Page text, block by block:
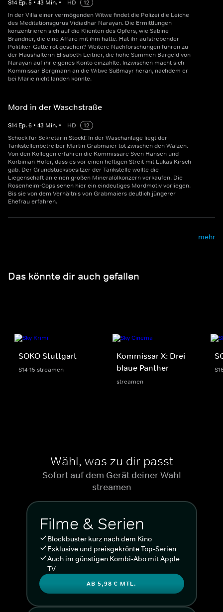
S14 Ep.5 • 43 Min. • HD
12
In der Villa einer vermögenden Witwe findet die Polizei die Leiche
des Meditationsgurus Vidiadhar Narayan. Die Ermittlungen
konzentrieren sich auf die Klienten des Opfers, wie Sabine
Brandner, die eine Affäre mit ihm hatte. Hat ihr aufstrebender
Politiker-Gatte rot gesehen? Weitere Nachforschungen führen zu
der Haushälterin Elisabeth Leitner, die hohe Summen Bargeld von
Narayan auf ihr eigenes Konto einzahlte. Inzwischen macht sich
Kommissar Bergmann an die Witwe Süßmayr heran, nachdem er
bei Marie nicht landen konnte.
Mord in der Waschstraße
S14 Ep.6 • 43 Min. • HD
12
Schock für Sekretärin Stockl: In der Waschanlage liegt der
Tankstellenbetreiber Martin Grabmaier tot zwischen den Walzen.
Von den Kollegen erfahren die Kommissare Sven Hansen und
Korbinian Hofer, dass es vor einen heftigen Streit mit Lukas Kirsch
gab. Der Grundstücksbesitzer der Tankstelle wollte die
Liegenschaft an einen großen Mineralölkonzern verkaufen. Die
Rosenheim-Cops sehen hier ein eindeutiges Mordmotiv vorliegen.
Bis sie von dem Verhältnis von Grabmaiers deutlich jüngerer
Ehefrau erfahren.
mehr
Das könnte dir auch gefallen
SOKO Stuttgart
S14-15 streamen
Kommissar X: Drei
blaue Panther
streamen
Wähl, was zu dir passt
Sofort auf dem Gerät deiner Wahl
streamen
Filme & Serien
Blockbuster kurz nach dem Kino
Exklusive und preisgekrönte Top-Serien
Auch im günstigen Kombi-Abo mit Apple
TV
AB 5,98 € MTL.